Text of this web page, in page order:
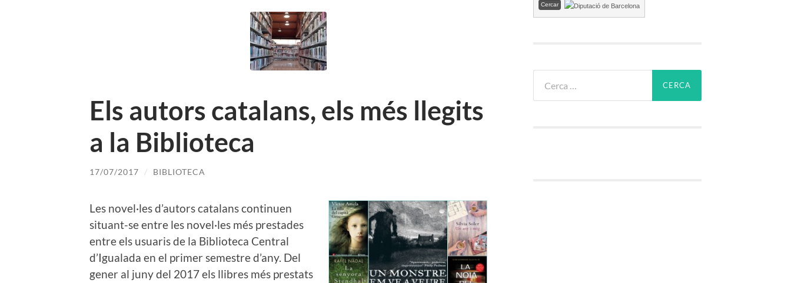
Els autors catalans, els més llegits
a la Biblioteca
17/07/2017 / BIBLIOTECA
Les novel·les d’autors catalans continuen
situant-se entre les novel·les més prestades
entre els usuaris de la Biblioteca Central
d’Igualada en el primer semestre d’any. Del
gener al juny del 2017 els llibres més prestats